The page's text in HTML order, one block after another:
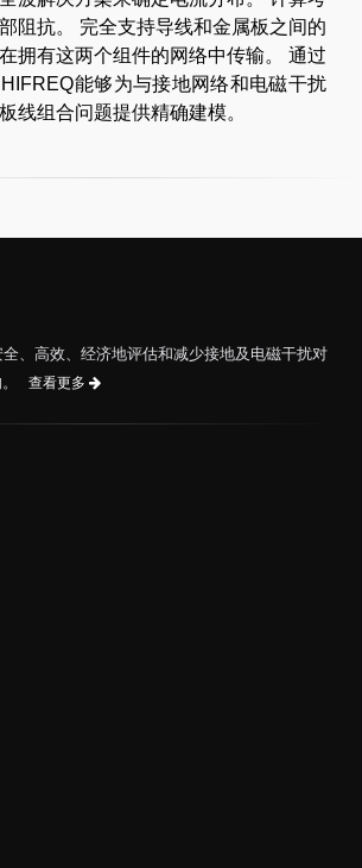
阻抗。 完全支持导线和金属板之间的
拥有这两个组件的网络中传输。 通过
能够为与接地网络和电磁干扰
线组合问题提供精确建模。
、高效、经济地评估和减少接地及电磁干扰对
查看更多